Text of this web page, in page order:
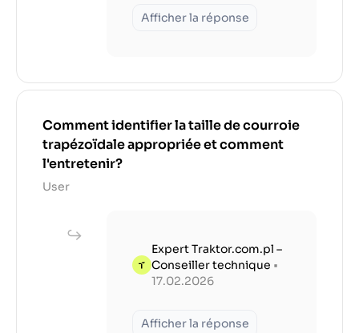
Afficher la réponse
Comment identifier la taille de courroie
trapézoïdale appropriée et comment
l'entretenir?
User
Expert Traktor.com.pl –
Conseiller technique •
17.02.2026
Afficher la réponse